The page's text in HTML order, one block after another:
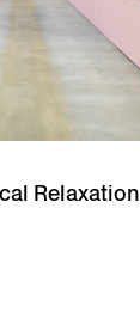
Relaxation